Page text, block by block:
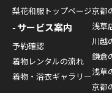
梨花和服トップページ
サービス案内
予約確認
着物レンタルの流れ
着物・浴衣ギャラリー
京都
浅草
川越
鎌倉
浅草
京都